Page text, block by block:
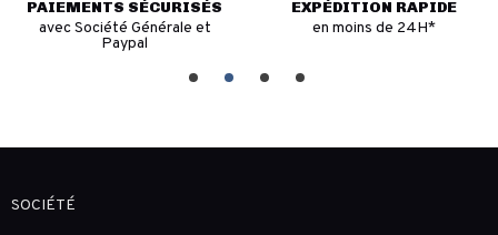
PAIEMENTS SÉCURISÉS
avec Société Générale et
Paypal
EXPÉDITION RAPIDE
en moins de 24H*
SOCIÉTÉ